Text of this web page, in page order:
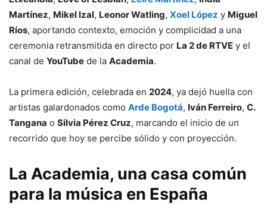
Martínez, Mikel Izal, Leonor Watling, Xoel López y Miguel
Ríos, aportando contexto, emoción y complicidad a una
ceremonia retransmitida en directo por La 2 de RTVE y el
canal de YouTube de la Academia.
La primera edición, celebrada en 2024, ya dejó huella con
artistas galardonados como Arde Bogotá, Iván Ferreiro, C.
Tangana o Silvia Pérez Cruz, marcando el inicio de un
recorrido que hoy se percibe sólido y con proyección.
La Academia, una casa común
para la música en España